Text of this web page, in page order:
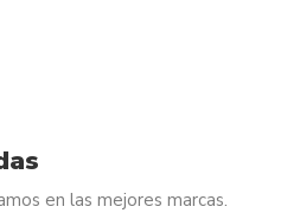
en las mejores marcas.